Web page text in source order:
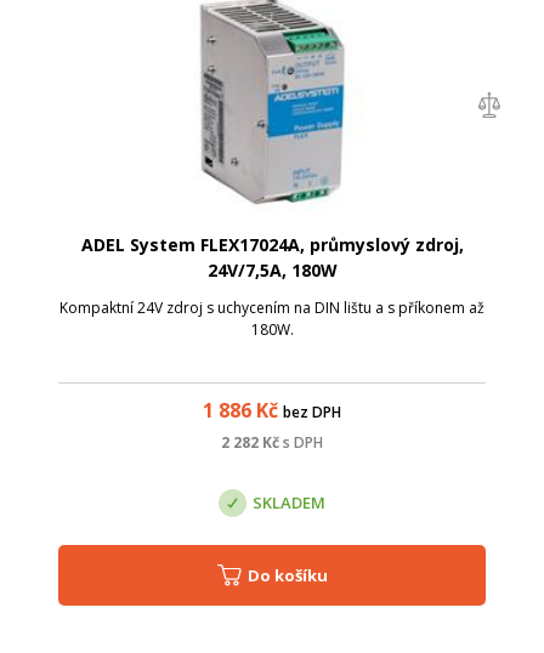
ADEL System FLEX17024A, průmyslový zdroj,
24V/7,5A, 180W
Kompaktní 24V zdroj s uchycením na DIN lištu a s příkonem až
180W.
1 886 Kč bez DPH
2 282 Kčs DPH
SKLADEM
Do košíku